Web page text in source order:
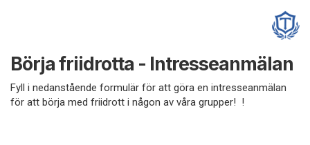
Börja friidrotta - Intresseanmälan
Fyll i nedanstående formulär för att göra en intresseanmälan
för att börja med friidrott i någon av våra grupper! !